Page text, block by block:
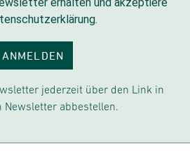
ANMELDEN
jederzeit über den Link in
Newsletter abbestellen.